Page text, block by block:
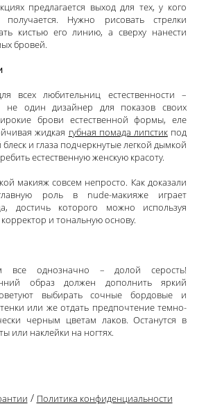
предлагается выход для тех, у кого
Нужно рисовать стрелки
кистью его линию, а сверху нанести
бровей.
всех любительниц естественности –
один дизайнер для показов своих
брови естественной формы, еле
жидкая губная помада липстикпод
и глаза подчеркнутые легкой дымкой
естественную женскую красоту.
макияж совсем непросто. Как доказали
роль в nude-макияже играет
достичь которого можно используя
и тональную основу.
однозначно – долой серость!
образ должен дополнить яркий
выбирать сочные бордовые и
или же отдать предпочтение темно-
черным цветам лаков. Останутся в
или наклейки на ногтях.
/ Политика конфиденциальности